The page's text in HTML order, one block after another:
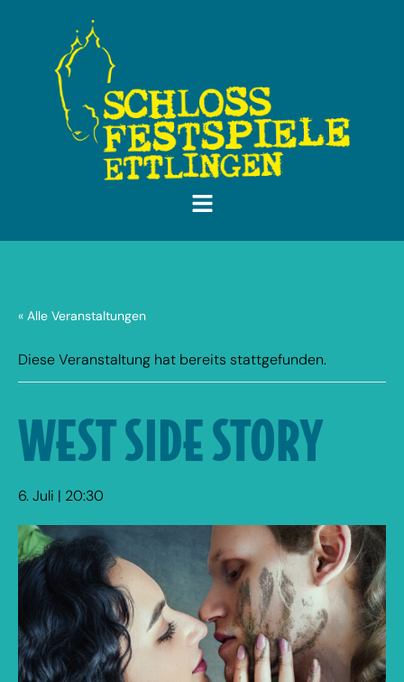
« Alle Veranstaltungen
Diese Veranstaltung hat bereits stattgefunden.
WEST SIDE STORY
6. Juli | 20:30